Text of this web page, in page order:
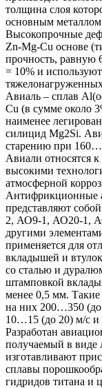
толщина слоя
основным
Высокопрочные
Zn-Mg-Cu основе
прочность, равную
= 10% и
Авиаль – сплав
Cu (в сумме около
наименее
силицид Mg2Si.
старению при
Авиали относятся
высокими
атмосферной
Антифрикционные
представляют
2, АО9-1, АО20-1,
другими
применяется для
вкладышей и
со сталью и
штамповкой
менее 0,5 мм.
на них 200…350 (до
10…15 (до 20) м/с и
Разработан
получаемый в виде
изготавливают
сплавы
гидридов титана и